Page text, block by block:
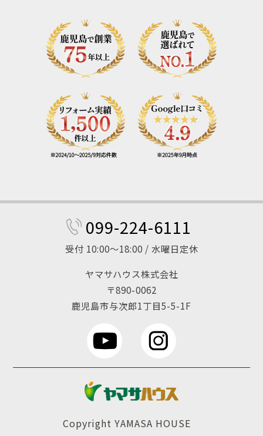
099-224-6111
受付 10:00～18:00 / 水曜日定休
ヤマサハウス株式会社
〒890-0062
鹿児島市与次郎1丁目5-5-1F
Copyright YAMASA HOUSE